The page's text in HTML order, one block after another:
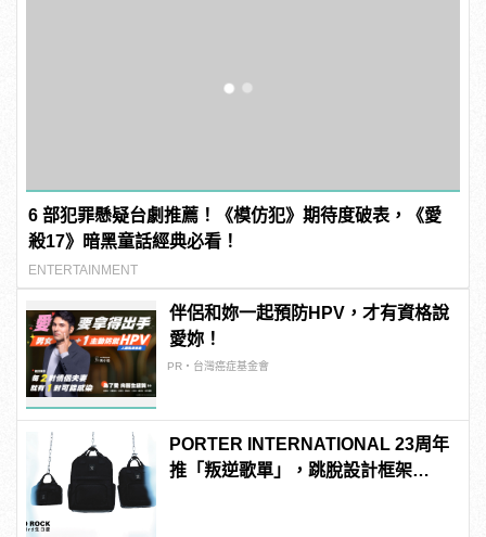
6 部犯罪懸疑台劇推薦！《模仿犯》期待度破表，《愛
殺17》暗黑童話經典必看！
ENTERTAINMENT
伴侶和妳一起預防HPV，才有資格說
愛妳！
PR・台灣癌症基金會
PORTER INTERNATIONAL 23周年
推「叛逆歌單」，跳脫設計框架